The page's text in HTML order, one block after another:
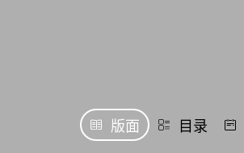
版面 目录